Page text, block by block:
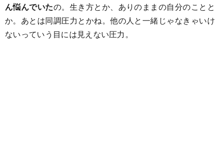
ん悩んでいたの。生き方とか、ありのままの自分のことと
か。あとは同調圧力とかね。他の人と一緒じゃなきゃいけ
ないっていう目には見えない圧力。